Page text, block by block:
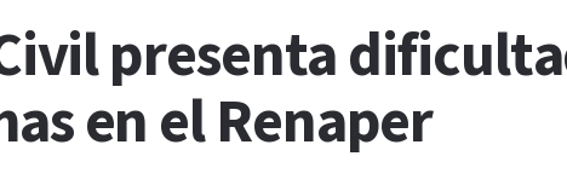
presenta
en el Renaper